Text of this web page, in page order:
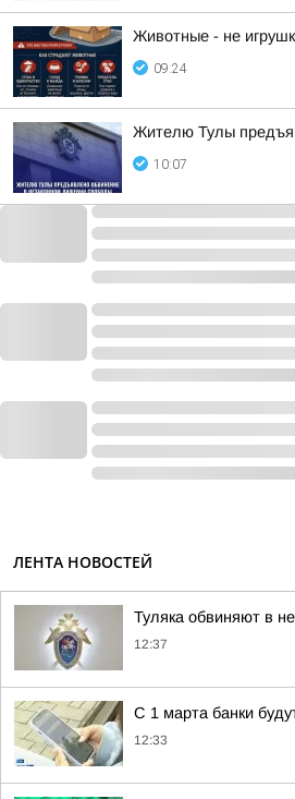
Животные - не
09:24
Жителю Тулы
10:07
ЛЕНТА НОВОСТЕЙ
Туляка обвиняют в
12:37
С 1 марта банки
12:33